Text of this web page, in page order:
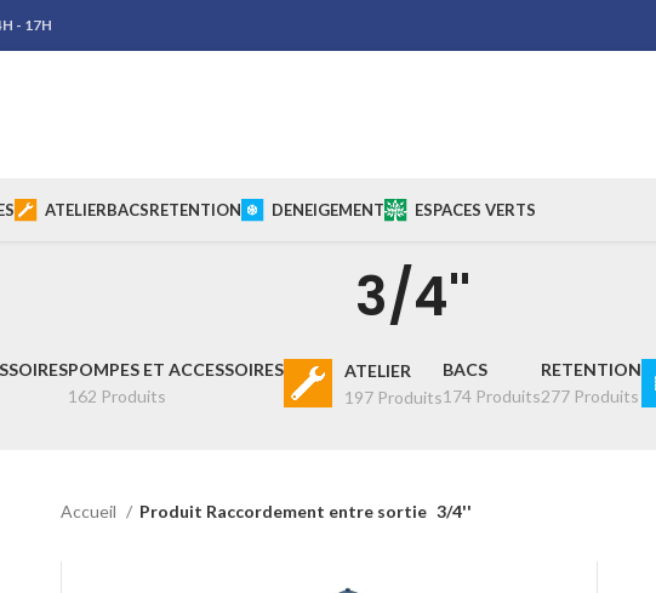
- 17H
ATELIERBACSRETENTION DENEIGEMENT ESPACES VERTS
3/4''
POMPES ET ACCESSOIRES
162 Produits
ATELIER
197 Produits
BACS
174 Produits
RETENTION
277 Produits
Accueil Produit Raccordement entre sortie 3/4''